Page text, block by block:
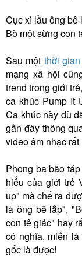
Cục xì lầu ông bê
Bò một sừng con
Sau một thời gian
mạng xã hội
trend trong giới
ca khúc Pump It
Ca khúc này dù
gần đây thông
video âm nhạc
Phong ba bão
hiểu của giới trẻ
up" mà chế ra
là ông bê lắp",
con tê giác" hay
có nghĩa, miễn
gốc là được!